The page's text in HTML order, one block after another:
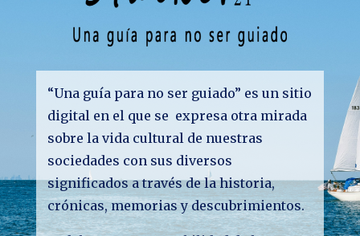
“Una guía para no ser guiado” es un sitio
digital en el que se expresa otra mirada
sobre la vida cultural de nuestras
sociedades con sus diversos
significados a través de la historia,
crónicas, memorias y descubrimientos.